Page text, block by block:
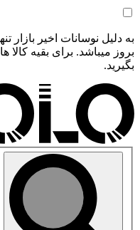
به دلیل نوسانات اخیر بازار
بروز میباشد. برای بقیه کالا
بگیرید.